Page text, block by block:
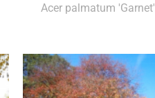
Acer palmatum 'Garnet'